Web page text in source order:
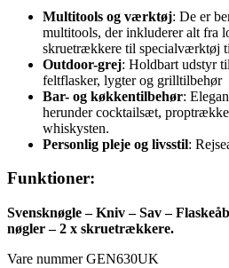
Multitools og værktøj: De er
multitools, der inkluderer alt fra
skruetrækkere til specialværktøj
Outdoor-grej: Holdbart udstyr
feltflasker, lygter og grilltilbehør
Bar- og køkkentilbehør:
herunder cocktailsæt,
whiskysten.
Personlig pleje og livsstil:
Funktioner:
Svensknøgle – Kniv – Sav –
nøgler – 2 x skruetrækkere.
Vare nummer GEN630UK